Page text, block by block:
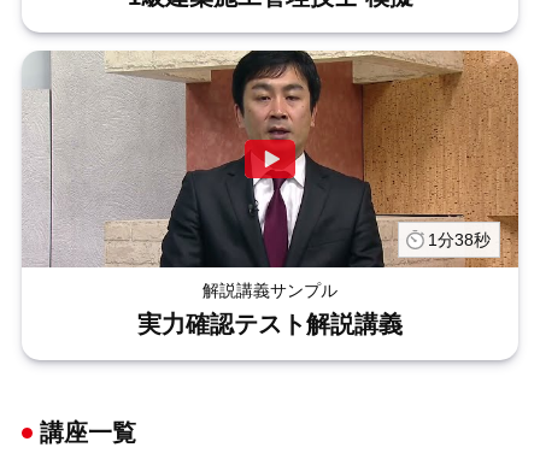
1分38秒
解説講義サンプル
実力確認テスト解説講義
講座一覧